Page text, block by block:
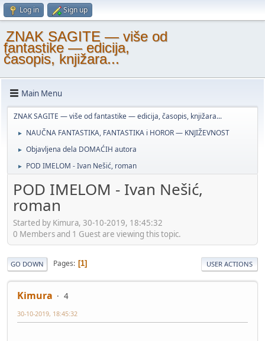
Log in Sign up
ZNAK SAGITE — više od
fantastike — edicija,
časopis, knjižara...
Main Menu
ZNAK SAGITE — više od fantastike — edicija, časopis, knjižara...
► NAUČNA FANTASTIKA, FANTASTIKA i HOROR — KNJIŽEVNOST
► Objavljena dela DOMAĆIH autora
► POD IMELOM - Ivan Nešić, roman
POD IMELOM - Ivan Nešić,
roman
Started by Kimura, 30-10-2019, 18:45:32
0 Members and 1 Guest are viewing this topic.
GO DOWN Pages 1 USER ACTIONS
Kimura 4
30-10-2019, 18:45:32